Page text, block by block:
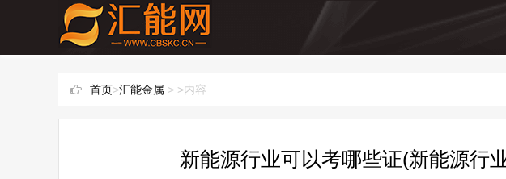
首页>汇能金属 > >内容
新能源行业可以考哪些证(新能源行